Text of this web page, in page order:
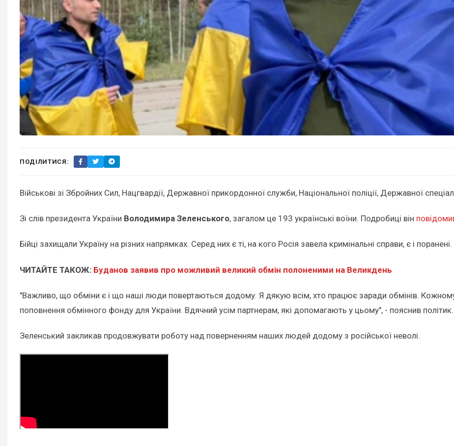
ПОДІЛИТИСЯ:
Військові зі Збройних Сил, Нацгвардії, Державної прикордонної служби, Національної поліції, Державної
Зі слів президента України Володимира Зеленського, загалом це 193 українські воїни. Подробиці він
Бійці захищали Україну на різних напрямках. Серед них є ті, на кого Росія завела кримінальні справи, є і поранені.
ЧИТАЙТЕ ТАКОЖ: Буданов заявив про можливий великий обмін полоненими на Великдень
"Важливо, що обміни є і що наші люди повертаються додому. Я дякую всім, хто працює заради обмінів. Кожному
поповнення обмінного фонду для України. Вдячний усім партнерам, які допомагають у цьому", - пояснив політик.
Зеленський закликав продовжувати роботу над поверненням наших людей додому з російської неволі.